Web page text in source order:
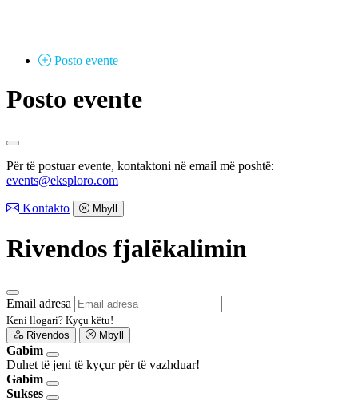
Posto evente
Posto evente
Për të postuar evente, kontaktoni në email më poshtë:
events@eksploro.com
Kontakto Mbyll
Rivendos fjalëkalimin
Email adresa
Keni llogari? Kyçu këtu!
Rivendos
Mbyll
Gabim
Duhet të jeni të kyçur për të vazhduar!
Gabim
Sukses